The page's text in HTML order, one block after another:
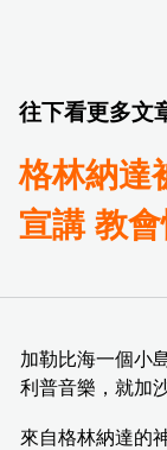
往下看更多文
格林納達
宣講 教
加勒比海一個小
利普音樂，就加
來自格林納達的